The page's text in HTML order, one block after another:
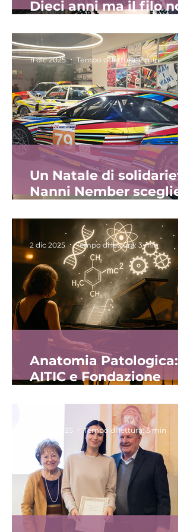
Dieci anni ma il filo non
Un Natale di solidarietà:
Nanni Nember sceglie
Alessandra Bono
11 dic 2025 Tempo di lettura: 2 min
Anatomia Patologica:
AITIC e Fondazione
alleate per sostenerla
2 dic 2025 Tempo di lettura: 3 min
20 nov 2025 Tempo di lettura: 3 min